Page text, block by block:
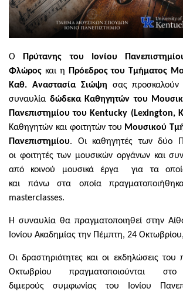
ΟΠρύτανης του Ιονίου
Φλώρος και η Πρόεδρος του Τμήματος
Καθ. Αναστασία Σιώψη σας προσκαλούν
συναυλία δώδεκα Καθηγητών του
Πανεπιστημίου του Kentucky (Lexington,
Καθηγητών και φοιτητών του Μουσικού
Πανεπιστημίου. Οι καθηγητές των δύο
οι φοιτητές των μουσικών οργάνων και
από κοινού μουσικά έργα για τα
και πάνω στα οποία
masterclasses.
Η συναυλία θα πραγματοποιηθεί στην
Ιονίου Ακαδημίας την Πέμπτη, 24
Οι δραστηριότητες και οι εκδηλώσεις
Οκτωβρίου πραγματοποιούνται
διμερούς συμφωνίας του Ιονίου